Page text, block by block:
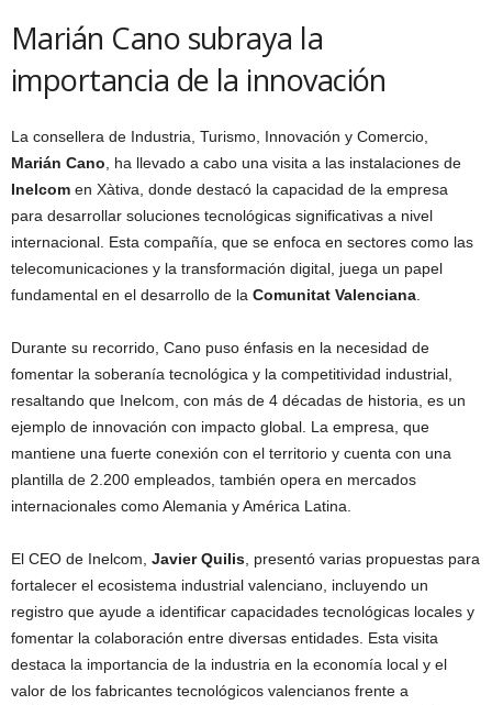
Marián Cano subraya la
importancia de la innovación
La consellera de Industria, Turismo, Innovación y Comercio,
Marián Cano, ha llevado a cabo una visita a las instalaciones de
Inelcom en Xàtiva, donde destacó la capacidad de la empresa
para desarrollar soluciones tecnológicas significativas a nivel
internacional. Esta compañía, que se enfoca en sectores como las
telecomunicaciones y la transformación digital, juega un papel
fundamental en el desarrollo de la Comunitat Valenciana.
Durante su recorrido, Cano puso énfasis en la necesidad de
fomentar la soberanía tecnológica y la competitividad industrial,
resaltando que Inelcom, con más de 4 décadas de historia, es un
ejemplo de innovación con impacto global. La empresa, que
mantiene una fuerte conexión con el territorio y cuenta con una
plantilla de 2.200 empleados, también opera en mercados
internacionales como Alemania y América Latina.
El CEO de Inelcom, Javier Quilis, presentó varias propuestas para
fortalecer el ecosistema industrial valenciano, incluyendo un
registro que ayude a identificar capacidades tecnológicas locales y
fomentar la colaboración entre diversas entidades. Esta visita
destaca la importancia de la industria en la economía local y el
valor de los fabricantes tecnológicos valencianos frente a